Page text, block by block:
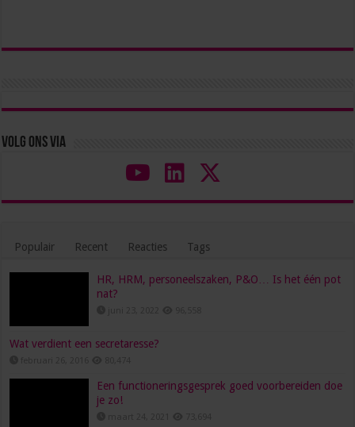
Volg ons via
Populair Recent Reacties Tags
HR, HRM, personeelszaken, P&O… Is het één pot
nat?
Wat verdient een secretaresse?
Een functioneringsgesprek goed voorbereiden doe
je zo!